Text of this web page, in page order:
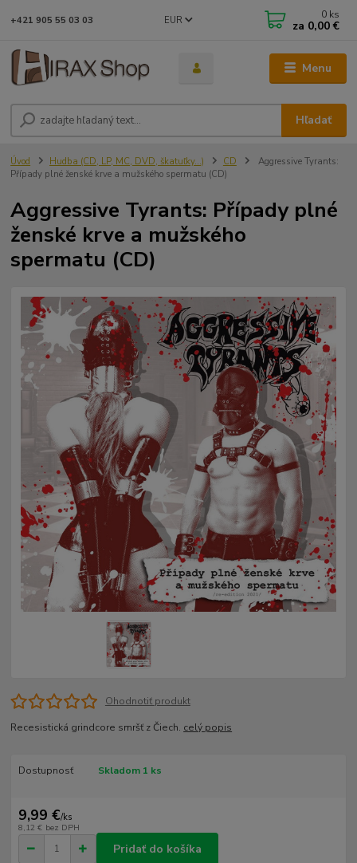
Menu
EUR
Hľadať
+421 905 55 03 03 0 ks
za 0,00 €
Úvod Hudba (CD, LP, MC, DVD, škatuľky...) CD
Aggressive Tyrants:
Případy plné ženské krve a mužského spermatu (CD)
Aggressive Tyrants: Případy plné
ženské krve a mužského
spermatu (CD)
Ohodnotiť produkt
Recesistická grindcore smršť z Čiech. celý popis
Dostupnosť Skladom 1 ks
9,99 €/ks
8,12 € bez DPH
Pridať do košíka